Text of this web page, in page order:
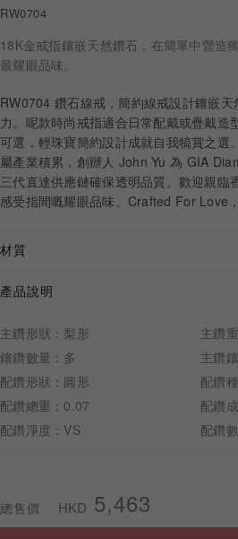
關於ALUXE
嚴選鑽石
最新消息
婚禮護照
線上購物
LANGUAGE
預約來店
RW0704
18K金戒指鑲嵌天然鑽石，在簡單中營造
最耀眼品味。
RW0704 鑽石線戒，簡約線戒設計鑲嵌
力。呢款時尚戒指適合日常配戴或疊戴造
可選，輕珠寶簡約設計成就自我犒賞之選
屬產業積累，創辦人 John Yu 為 GIA
三代直達供應鏈確保透明品質。歡迎親臨
感受指間嘅耀眼品味。Crafted For Love
材質
產品說明
主鑽形狀：梨形
主鑽
鑲鑽數量：多
主鑽
配鑽形狀：圓形
配鑽
配鑽總重：0.07
配鑽
配鑽淨度：VS
配鑽
總售價 HKD 5,463